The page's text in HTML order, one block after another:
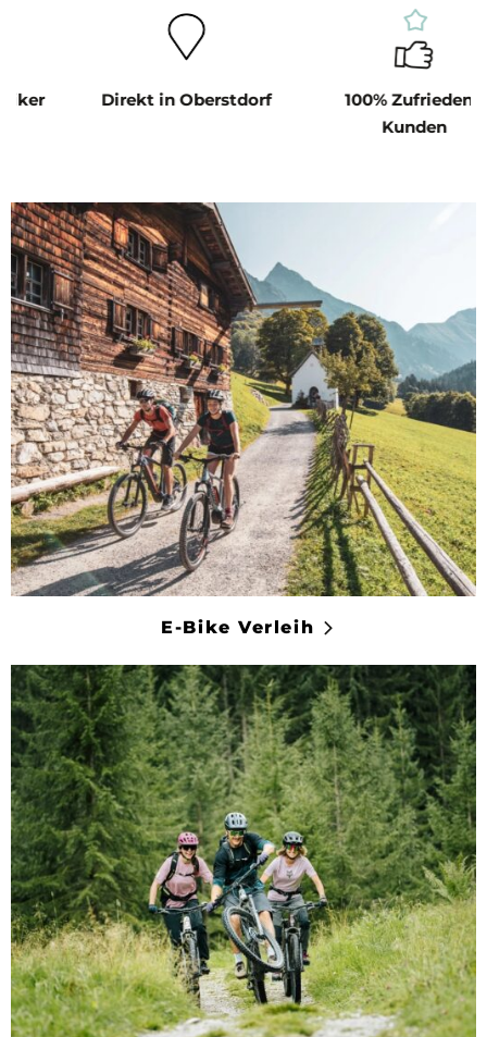
100% Zufriedene
Versicherung
E-Bike Verleih